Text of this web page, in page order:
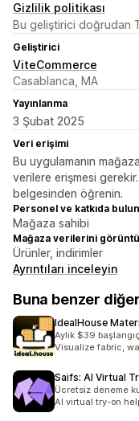
Gizlilik politikası
Bu geliştirici doğrudan
Geliştirici
ViteCommerce
Casablanca, MA
Yayınlanma
3 Şubat 2025
Veri erişimi
Bu uygulamanın
verilere erişmesi
belgesinden öğrenin.
Personel ve katkıda
Mağaza sahibi
Mağaza verilerini
Ürünler, indirimler
Ayrıntıları inceleyin
Buna benzer
IdealHouse
Aylık $39
Visualize fabric,
Saifs: AI Virtual
Ücretsiz deneme
AI virtual try-on